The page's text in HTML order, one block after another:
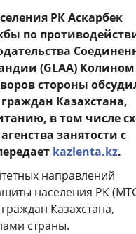
РК Аскарбек
по
(GLAA) Колином
стороны
Казахстана,
в том числе
занятости с
kazlenta.kz.
направлений
населения РК
Казахстана,
страны.